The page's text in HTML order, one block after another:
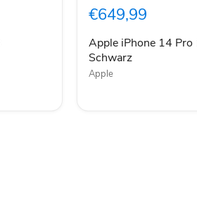
128GB
Schwarz
€649,99
Apple iPhone 14 Pro
Schwarz
Apple